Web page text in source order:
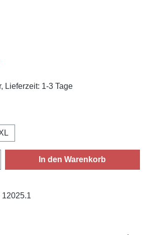
Lieferzeit: 1-3 Tage
Gib den gewünschten
In den Warenkorb
12025.1